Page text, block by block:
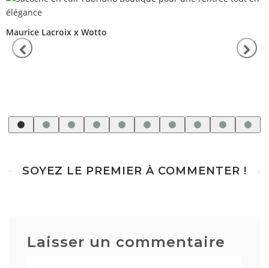
Maurice Lacroix x Wotto
SOYEZ LE PREMIER À COMMENTER !
Laisser un commentaire